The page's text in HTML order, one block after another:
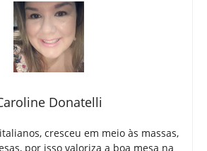
Donatelli
cresceu em meio às massas,
por isso valoriza a boa mesa na